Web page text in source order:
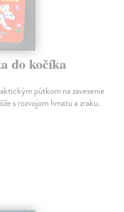
do kočíka
pútkom na zavesenie
s rozvojom hmatu a zraku.